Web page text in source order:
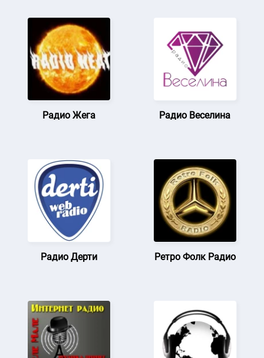
Радио Жега Радио Веселина
Радио Дерти Ретро Фолк Радио